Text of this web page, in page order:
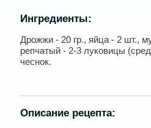
Ингредиенты:
Дрожжи - 20 гр., яйца - 2 шт.,
репчатый - 2-3 луковицы
чеснок.
Описание рецепта: